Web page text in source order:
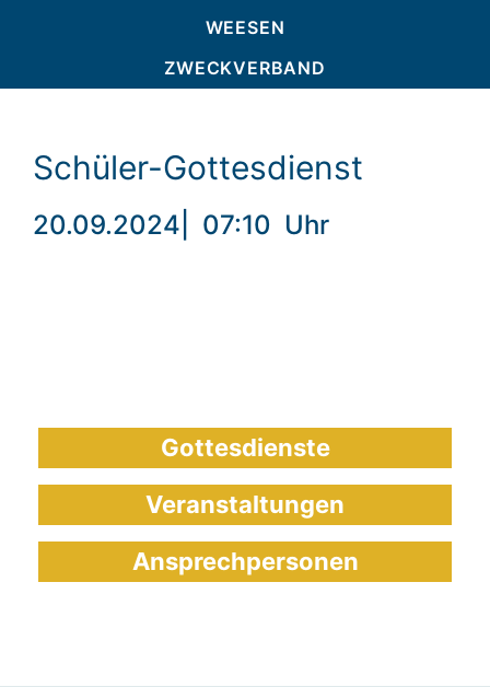
WEESEN
ZWECKVERBAND
Schüler-Gottesdienst
20.09.2024 07:10 Uhr
Gottesdienste
Veranstaltungen
Ansprechpersonen